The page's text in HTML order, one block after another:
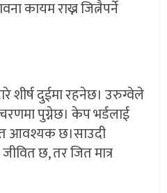
कायम राख्न जित्नैपर्ने
शीर्ष दुईमा रहनेछ। उरुग्वेले
पुग्नेछ। केप भर्डलाई
आवश्यक छ।साउदी
छ, तर जित मात्र